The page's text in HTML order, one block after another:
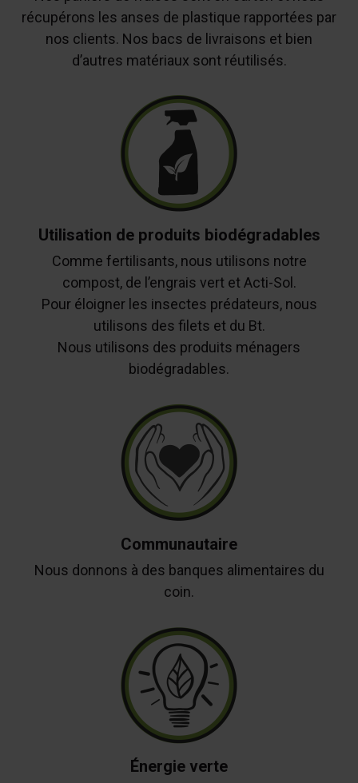
récupérons les anses de plastique rapportées par
nos clients. Nos bacs de livraisons et bien
d’autres matériaux sont réutilisés.
Utilisation de produits biodégradables
Comme fertilisants, nous utilisons notre
compost, de l’engrais vert et Acti-Sol.
Pour éloigner les insectes prédateurs, nous
utilisons des filets et du Bt.
Nous utilisons des produits ménagers
biodégradables.
Communautaire
Nous donnons à des banques alimentaires du
coin.
Énergie verte